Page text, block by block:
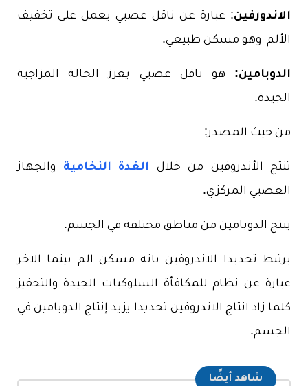
الاندورفين: عبارة عن ناقل عصبي يعمل على تخفيف
الألم وهو مسكن طبيعي.
الدوبامين: هو ناقل عصبي يعزز الحالة المزاجية
الجيدة.
من حيث المصدر:
تنتج الأندروفين من خلال الغدة النخامية والجهاز
العصبي المركزي.
ينتج الدوبامين من مناطق مختلفة في الجسم.
يرتبط تحديدا الاندروفين بانه مسكن الم بينما الاخر
عبارة عن نظام للمكافأة السلوكيات الجيدة والتحفيز
كلما زاد انتاج الاندروفين تحديدا يزيد إنتاج الدوبامين في
الجسم.
شاهد أيضًا